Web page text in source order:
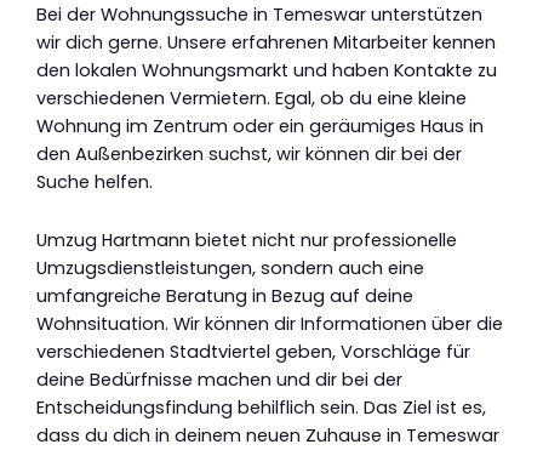
Bei der Wohnungssuche in Temeswar unterstützen
wir dich gerne. Unsere erfahrenen Mitarbeiter kennen
den lokalen Wohnungsmarkt und haben Kontakte zu
verschiedenen Vermietern. Egal, ob du eine kleine
Wohnung im Zentrum oder ein geräumiges Haus in
den Außenbezirken suchst, wir können dir bei der
Suche helfen.
Umzug Hartmann bietet nicht nur professionelle
Umzugsdienstleistungen, sondern auch eine
umfangreiche Beratung in Bezug auf deine
Wohnsituation. Wir können dir Informationen über die
verschiedenen Stadtviertel geben, Vorschläge für
deine Bedürfnisse machen und dir bei der
Entscheidungsfindung behilflich sein. Das Ziel ist es,
dass du dich in deinem neuen Zuhause in Temeswar